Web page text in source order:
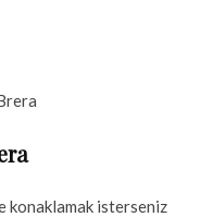
konaklamak isterseniz